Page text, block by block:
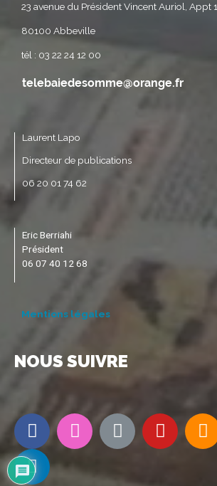
23 avenue du Président Vincent Auriol, Appt 1
80100 Abbeville
tél : 03 22 24 12 00
Laurent Lapo
Directeur de publications
06 20 01 74 62
Eric Berriahi
Président
06 07 40 12 68
Mentions légales
NOUS SUIVRE